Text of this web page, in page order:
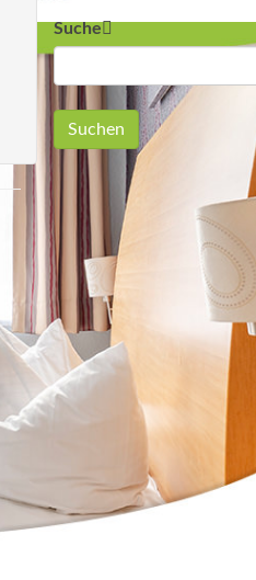
Suche
Suchen